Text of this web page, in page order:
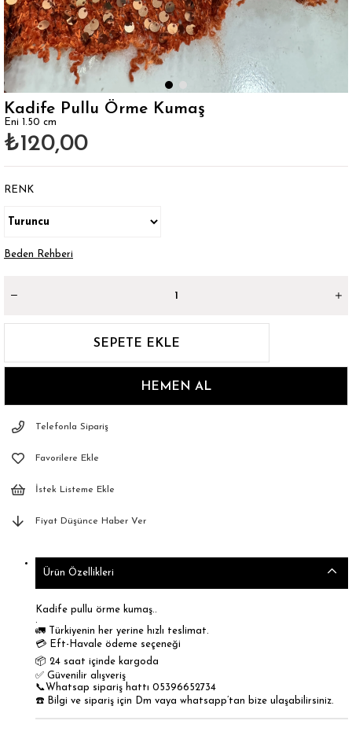
Kadife Pullu Örme Kumaş
Eni 1.50 cm
₺120,00
RENK
Beden Rehberi
Telefonla Sipariş
Favorilere Ekle
İstek Listeme Ekle
Fiyat Düşünce Haber Ver
Ürün Özellikleri
Kadife pullu örme kumaş..
.
🚛 Türkiyenin her yerine hızlı teslimat.
💳 Eft-Havale ödeme seçeneği
📦 24 saat içinde kargoda
✅ Güvenilir alışveriş
📞Whatsap sipariş hattı 05396652734
☎️ Bilgi ve sipariş için Dm vaya whatsapp’tan bize ulaşabilirsiniz.